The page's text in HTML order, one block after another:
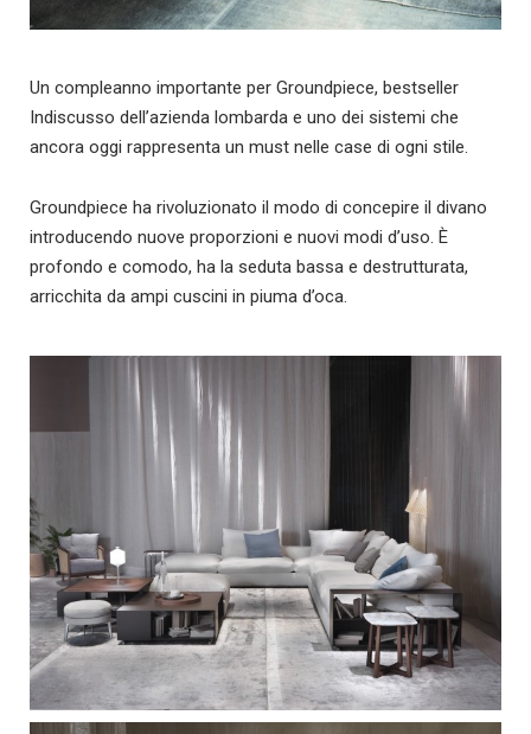
Un compleanno importante per Groundpiece, bestseller
Indiscusso dell’azienda lombarda e uno dei sistemi che
ancora oggi rappresenta un must nelle case di ogni stile.
Groundpiece ha rivoluzionato il modo di concepire il divano
introducendo nuove proporzioni e nuovi modi d’uso. È
profondo e comodo, ha la seduta bassa e destrutturata,
arricchita da ampi cuscini in piuma d’oca.